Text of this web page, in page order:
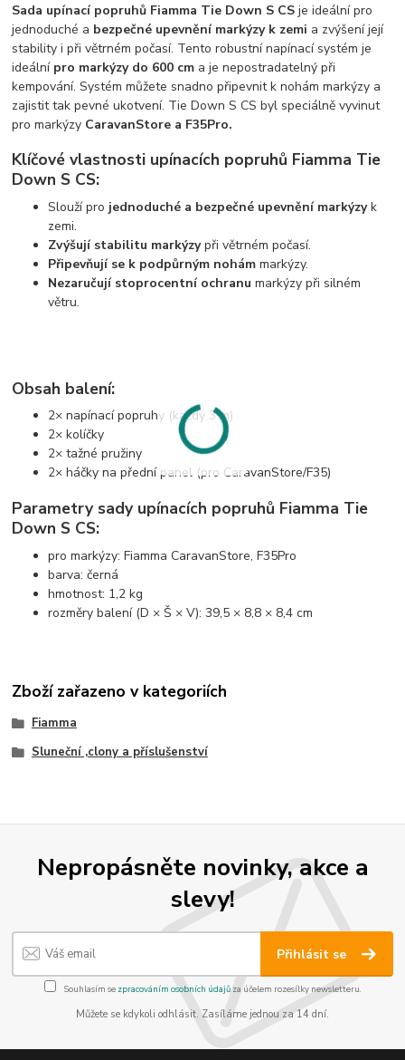
Sada upínací popruhů Fiamma Tie Down S CS je ideální pro
jednoduché a bezpečné upevnění markýzy k zemi a zvýšení její
stability i při větrném počasí. Tento robustní napínací systém je
ideální pro markýzy do 600 cm a je nepostradatelný při
kempování. Systém můžete snadno připevnit k nohám markýzy a
zajistit tak pevné ukotvení. Tie Down S CS byl speciálně vyvinut
pro markýzy CaravanStore a F35Pro.
Klíčové vlastnosti upínacích popruhů Fiamma Tie
Down S CS:
Slouží pro jednoduché a bezpečné upevnění markýzyk
zemi.
Zvýšují stabilitu markýzypři větrném počasí.
Připevňují se k podpůrným nohám markýzy.
Nezaručují stoprocentní ochranumarkýzy při silném
větru.
Obsah balení:
2× napínací popruhy (každý 3 m)
2× kolíčky
2× tažné pružiny
2× háčky na přední panel (pro CaravanStore/F35)
Parametry sady upínacích popruhů Fiamma Tie
Down S CS:
pro markýzy: Fiamma CaravanStore, F35Pro
barva: černá
hmotnost: 1,2 kg
rozměry balení (D × Š × V): 39,5 × 8,8 × 8,4 cm
Zboží zařazeno v kategoriích
Fiamma
Sluneční ,clony a příslušenství
Nepropásněte novinky, akce a
slevy!
Přihlásit se
Souhlasím se zpracováním osobních údajůza účelem rozesílky newsletteru.
Můžete se kdykoli odhlásit. Zasíláme jednou za 14 dní.